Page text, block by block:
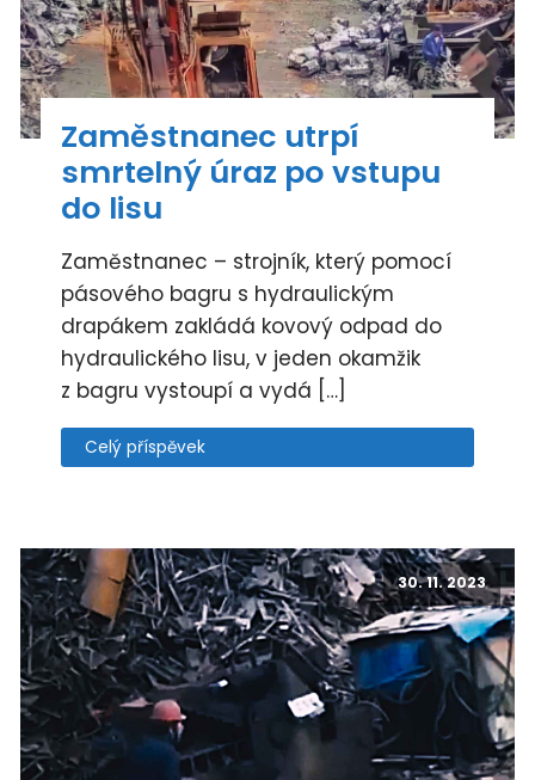
Zaměstnanec utrpí
smrtelný úraz po vstupu
do lisu
Zaměstnanec – strojník, který pomocí
pásového bagru s hydraulickým
drapákem zakládá kovový odpad do
hydraulického lisu, v jeden okamžik
z bagru vystoupí a vydá […]
Celý příspěvek
30. 11. 2023